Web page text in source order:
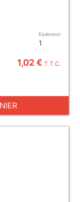
Epaisseur
1
1,02 €T.T.C.